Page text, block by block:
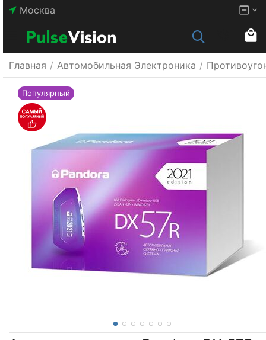
Москва
Главная / Автомобильная Электроника /
Популярный